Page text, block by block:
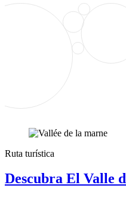
Ruta turística
Descubra El Valle